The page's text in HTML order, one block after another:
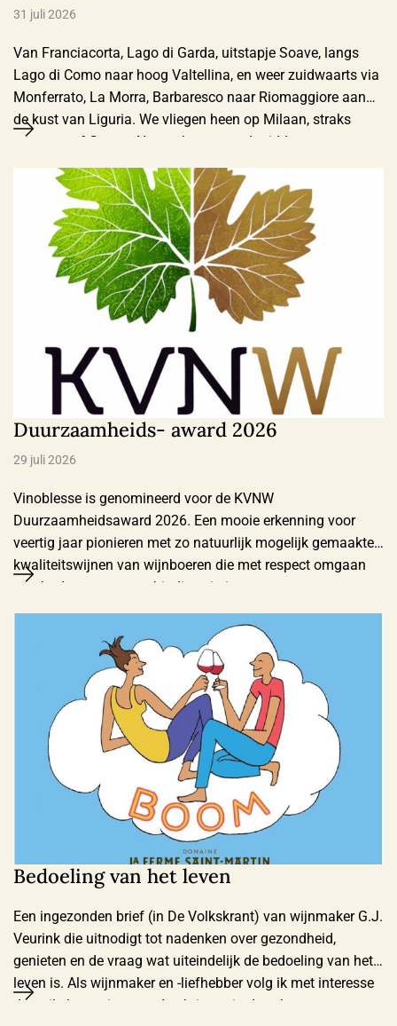
31 juli 2026
Van Franciacorta, Lago di Garda, uitstapje Soave, langs
Lago di Como naar hoog Valtellina, en weer zuidwaarts via
Monferrato, La Morra, Barbaresco naar Riomaggiore aan
de kust van Liguria. We vliegen heen op Milaan, straks
terug vanaf Genua. Na aankomst rond middaguur eerst
huurauto (lompe Opel, wel zoals gereserveerd een
automaat) opgehaald in spookachtige, slecht …
Duurzaamheids- award 2026
29 juli 2026
Vinoblesse is genomineerd voor de KVNW
Duurzaamheidsaward 2026. Een mooie erkenning voor
veertig jaar pionieren met zo natuurlijk mogelijk gemaakte
kwaliteitswijnen van wijnboeren die met respect omgaan
met bodem, natuur en biodiversiteit.
Bedoeling van het leven
Een ingezonden brief (in De Volkskrant) van wijnmaker G.J.
Veurink die uitnodigt tot nadenken over gezondheid,
genieten en de vraag wat uiteindelijk de bedoeling van het
leven is. Als wijnmaker en -liefhebber volg ik met interesse
de artikelen en ingezonden brieven in deze krant over